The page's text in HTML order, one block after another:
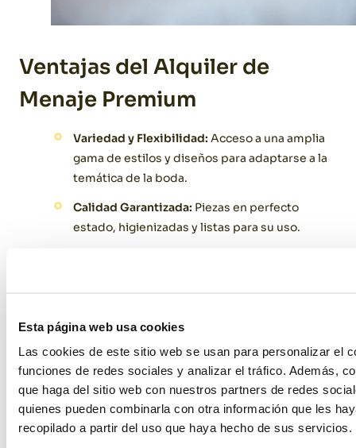
Esta página web usa cookies
Las cookies de este sitio web se usan para personalizar el
funciones de redes sociales y analizar el tráfico. Además,
que haga del sitio web con nuestros partners de redes
quienes pueden combinarla con otra información que les
recopilado a partir del uso que haya hecho de sus servicios.
Ventajas del Alquiler de
Menaje Premium
Variedad y Flexibilidad: Acceso a una amplia
gama de estilos y diseños para adaptarse a la
temática de la boda.
Calidad Garantizada: Piezas en perfecto
estado, higienizadas y listas para su uso.
Dos consejos para una
Selección Acertada
Define el Estilo de la Boda: Clásico, moderno,
rústico o temático; la elección del menaje